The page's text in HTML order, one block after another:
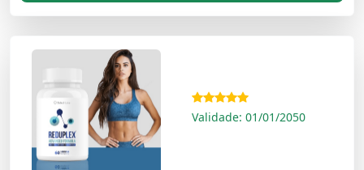
Validade: 01/01/2050